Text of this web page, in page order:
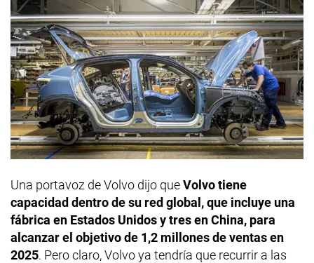
Una portavoz de Volvo dijo queVolvo tiene
capacidad dentro de su red global, que incluye una
fábrica en Estados Unidos y tres en China, para
alcanzar el objetivo de 1,2 millones de ventas en
2025. Pero claro, Volvo ya tendría que recurrir a las